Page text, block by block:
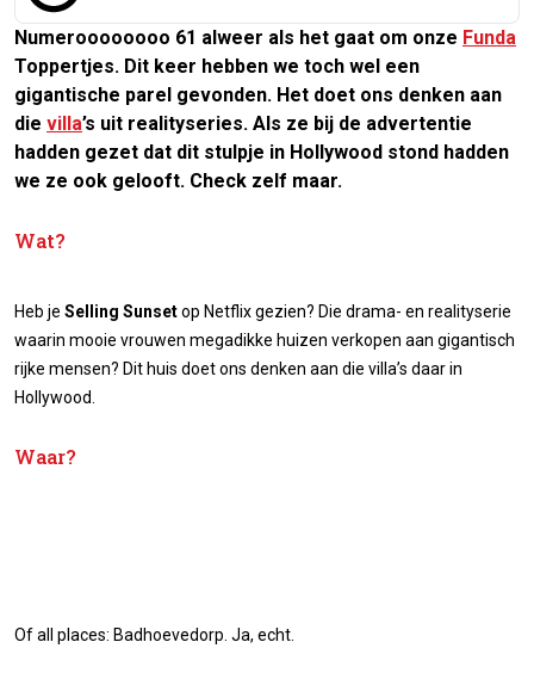
Numeroooooooo 61 alweer als het gaat om onze Funda
Toppertjes. Dit keer hebben we toch wel een
gigantische parel gevonden. Het doet ons denken aan
die villa’s uit realityseries. Als ze bij de advertentie
hadden gezet dat dit stulpje in Hollywood stond hadden
we ze ook gelooft. Check zelf maar.
Wat?
Heb je Selling Sunsetop Netflix gezien? Die drama- en realityserie
waarin mooie vrouwen megadikke huizen verkopen aan gigantisch
rijke mensen? Dit huis doet ons denken aan die villa’s daar in
Hollywood.
Waar?
Of all places: Badhoevedorp. Ja, echt.